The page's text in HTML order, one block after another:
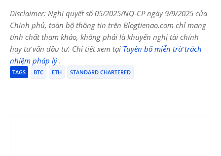
Disclaimer: Nghị quyết số 05/2025/NQ-CP ngày 9/9/2025 của
Chính phủ, toàn bộ thông tin trên Blogtienao.com chỉ mang
tính chất tham khảo, không phải là khuyến nghị tài chính
hay tư vấn đầu tư. Chi tiết xem tại Tuyên bố miễn trừ trách
nhiệm pháp lý.
TAGS BTC ETH STANDARD CHARTERED